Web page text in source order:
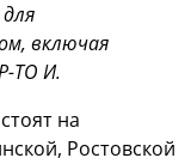
включая
ТО И.
на
Ростовской